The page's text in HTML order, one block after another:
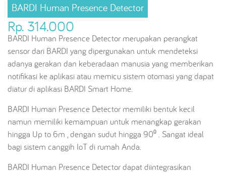
BARDI Human Presence Detector
Rp. 314.000
BARDI Human Presence Detector merupakan perangkat
sensor dari BARDI yang dipergunakan untuk mendeteksi
adanya gerakan dan keberadaan manusia yang memberikan
notifikasi ke aplikasi atau memicu sistem otomasi yang dapat
diatur di aplikasi BARDI Smart Home.
BARDI Human Presence Detector memiliki bentuk kecil
namun memiliki kemampuan untuk menangkap gerakan
hingga Up to 6m , dengan sudut hingga 90⁰ . Sangat ideal
bagi sistem canggih IoT di rumah Anda.
BARDI Human Presence Detector dapat diintegrasikan